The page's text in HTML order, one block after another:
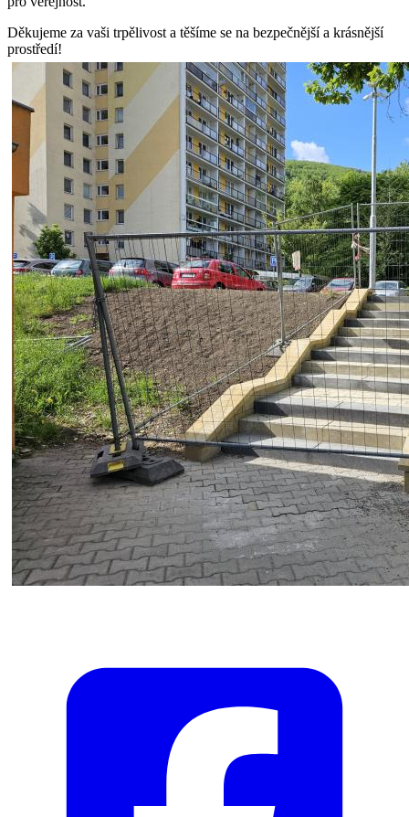
Děkujeme za vaši trpělivost a těšíme se na bezpečnější a krásnější
prostředí!